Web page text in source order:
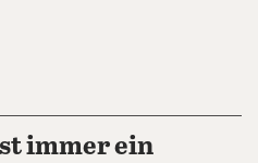
immer ein